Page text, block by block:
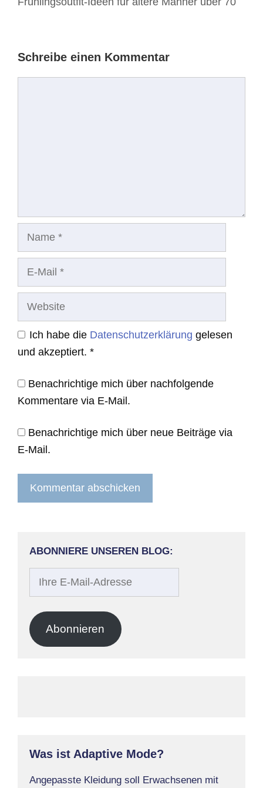
Schreibe einen Kommentar
Ich habe die Datenschutzerklärung gelesen
und akzeptiert. *
Benachrichtige mich über nachfolgende
Kommentare via E-Mail.
Benachrichtige mich über neue Beiträge via
E-Mail.
ABONNIERE UNSEREN BLOG:
Adresse
Abonnieren
Was ist Adaptive Mode?
Angepasste Kleidung soll Erwachsenen mit